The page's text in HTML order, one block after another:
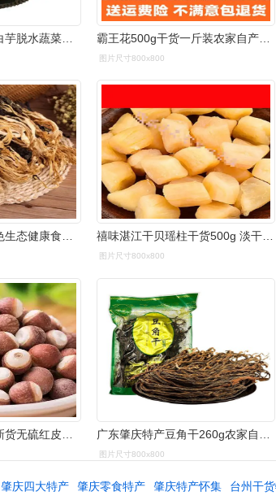
干芋肇庆广宁特产白芋脱水蔬菜苗芋禾干农家其它干货 霸王花500g干货一斤装农家自产广东肇庆特产煲汤料正品剑花-阿里巴巴
图片尺寸800x800
肇庆有礼白菜干绿色生态健康食品煲汤干货广东特产农家自晒 禧味湛江干贝瑶柱干货500g 淡干干贝瑶柱50g 500g【一斤中干贝】
图片尺寸800x800
肇庆茨实农家特产新货无硫红皮肇实整果芡实仁鸡头米煲汤干货300g 广东肇庆特产豆角干260g农家自制干货干菜土特产脱水长干豆角煲汤
图片尺寸800x800
肇庆四大特产 肇庆零食特产 肇庆特产怀集 台州干